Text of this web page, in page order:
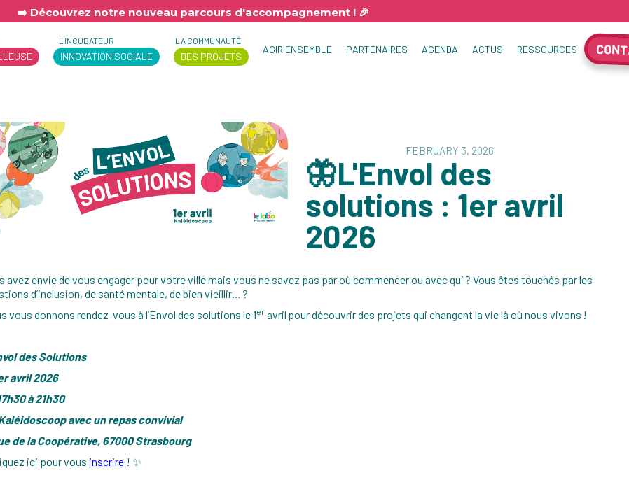
➡️ Découvrez notre nouveau parcours d'accompagnement ! 🎉
L'INCUBATEUR
INNOVATION SOCIALE
LA COMMUNAUTÉ
DES PROJETS
AGIR ENSEMBLE PARTENAIRES AGENDA ACTUS RESSOURCES
FEBRUARY 3, 2026
🦋L'Envol des
solutions : 1er avril
2026
avez envie de vous engager pour votre ville mais vous ne savez pas par où commencer ou avec qui ? Vous êtes touchés par les
d’inclusion, de santé mentale, de bien vieillir… ?
vous donnons rendez-vous à l’Envol des solutions le 1er avril pour découvrir des projets qui changent la vie là où nous vivons !
des Solutions
avril 2026
à 21h30
avec un repas convivial
de la Coopérative, 67000 Strasbourg
ici pour vous inscrire ! ✨